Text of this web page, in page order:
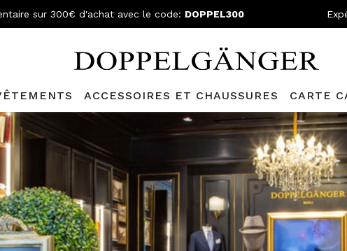
sur 300€ d'achat avec le code: DOPPEL300
ACCESSOIRES ET CHAUSSURES CARTE